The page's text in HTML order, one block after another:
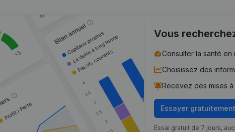
Vous
Consulter la santé
Choisissez des
Recevez des mises
Essayer gratuitement
Essai gratuit de 7 jours,